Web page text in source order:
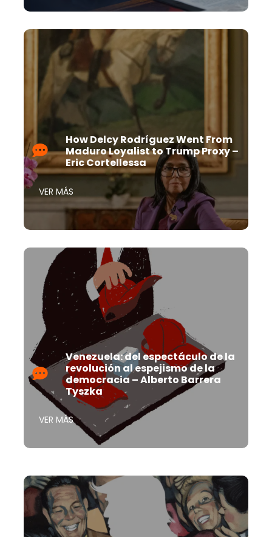
How Delcy Rodríguez Went From
Maduro Loyalist to Trump Proxy –
Eric Cortellessa
VER MÁS
Venezuela: del espectáculo de la
revolución al espejismo de la
democracia – Alberto Barrera
Tyszka
VER MÁS